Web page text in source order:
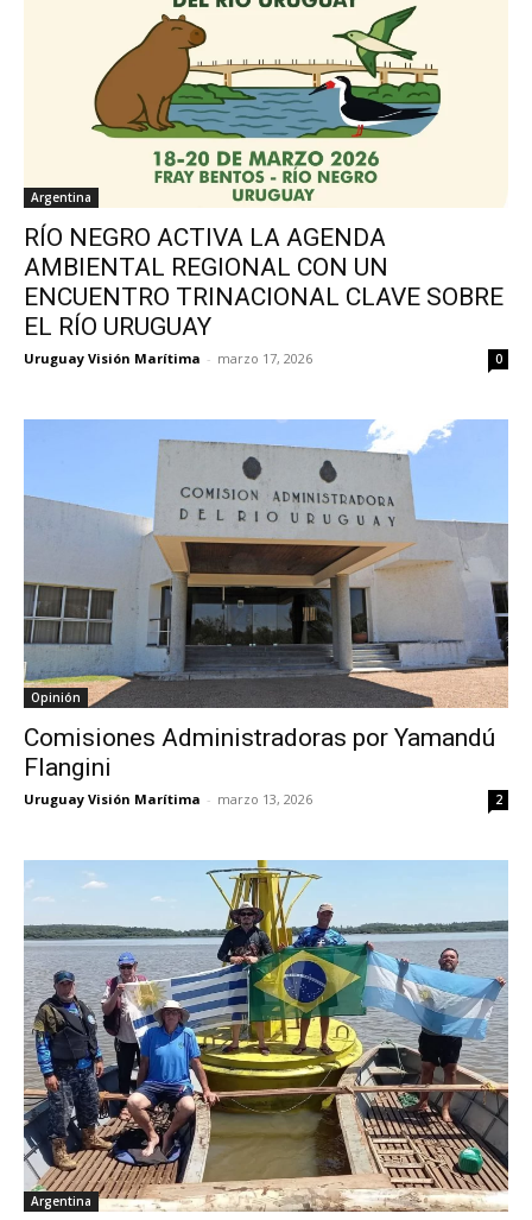
Argentina
RÍO NEGRO ACTIVA LA AGENDA
AMBIENTAL REGIONAL CON UN
ENCUENTRO TRINACIONAL CLAVE SOBRE
EL RÍO URUGUAY
Uruguay Visión Marítima - marzo 17, 2026 0
Opinión
Comisiones Administradoras por Yamandú
Flangini
Uruguay Visión Marítima - marzo 13, 2026 2
Argentina